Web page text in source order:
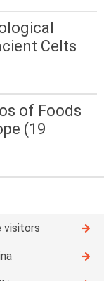
Celts
of Foods
(19
visitors